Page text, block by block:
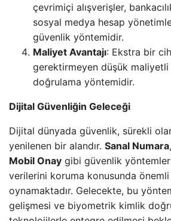
çevrimiçi alışverişler,
sosyal medya hesap
güvenlik yöntemidir.
Maliyet Avantajı: Ekstra bir
gerektirmeyen düşük
doğrulama yöntemidir.
Dijital Güvenliğin Geleceği
Dijital dünyada güvenlik, sürekli
yenilenen bir alandır. Sanal Numara,
Mobil Onay gibi güvenlik
verilerini koruma konusunda
oynamaktadır. Gelecekte, bu
gelişmesi ve biyometrik kimlik